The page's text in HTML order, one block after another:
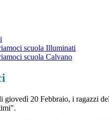
scuola Illuminati
scuola Calvano
giovedì 20 Febbraio, i ragazzi